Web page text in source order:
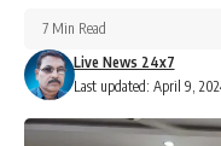
Last updated: April 9,
Live News 24x7
7 Min Read